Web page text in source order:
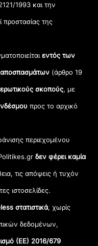
1993 και την
της
εντός των
αποσπασμάτων (άρθρο 19
σκοπούς, με
προς το αρχικό
περιεχομένου
δεν φέρει καμία
τις απόψεις ή τυχόν
ιστοσελίδες.
στατιστικά, χωρίς
δεδομένων,
(ΕΕ) 2016/679